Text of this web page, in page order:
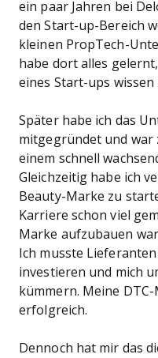
ein paar Jahren bei
den Start-up-Bereich
kleinen PropTech-
habe dort alles
eines Start-ups wissen
Später habe ich das
mitgegründet und war
einem schnell
Gleichzeitig habe ich
Beauty-Marke zu
Karriere schon viel
Marke aufzubauen
Ich musste
investieren und mich
kümmern. Meine
erfolgreich.
Dennoch hat mir das